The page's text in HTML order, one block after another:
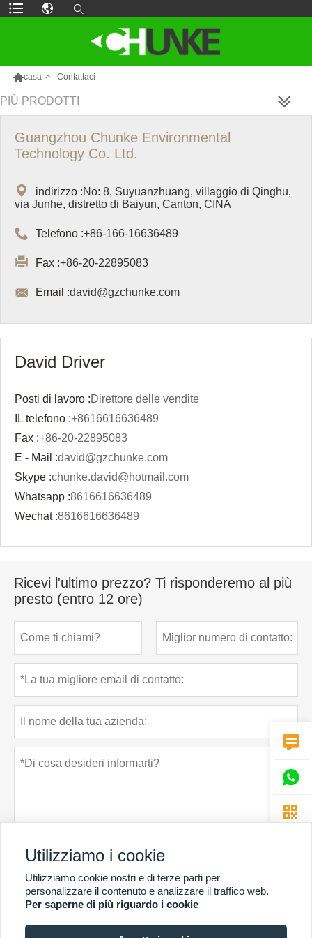
casa > Contattaci
PIÙ PRODOTTI
Guangzhou Chunke Environmental
Technology Co. Ltd.
 indirizzo :No: 8, Suyuanzhuang, villaggio di Qinghu,
via Junhe, distretto di Baiyun, Canton, CINA
 Telefono :+86-166-16636489
 Fax :+86-20-22895083
 Email :david@gzchunke.com
David Driver
Posti di lavoro :Direttore delle vendite
IL telefono :+8616616636489
Fax :+86-20-22895083
E - Mail :david@gzchunke.com
Skype :chunke.david@hotmail.com
Whatsapp :8616616636489
Wechat :8616616636489
Ricevi l'ultimo prezzo? Ti risponderemo al più
presto (entro 12 ore)
presentare Politica sulla riservatezza



Utilizziamo i cookie
Utilizziamo cookie nostri e di terze parti per
personalizzare il contenuto e analizzare il traffico web.
Per saperne di più riguardo i cookie